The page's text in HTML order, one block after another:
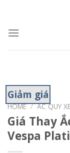
content
Giảm giá
HOME / ẮC QUY
Giá Thay
Vespa